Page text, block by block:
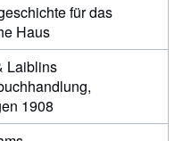
für das
Haus
Laiblins
1908